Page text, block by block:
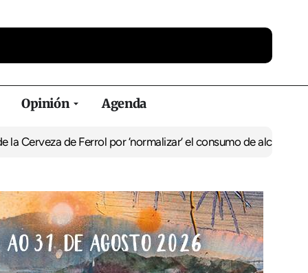
Opinión Agenda
de Ferrol por ‘normalizar’ el consumo de alcoholDe Perlío a